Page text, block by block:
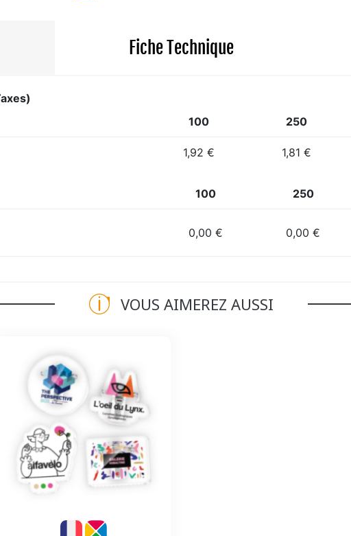
Fiche Technique
100 250
1,92 € 1,81 €
100 250
0,00 € 0,00 €
VOUS AIMEREZ AUSSI
Personnalisation incluse